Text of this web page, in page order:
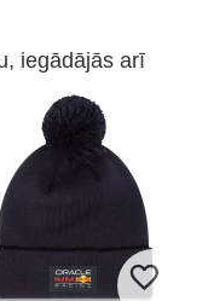
iegādājās arī